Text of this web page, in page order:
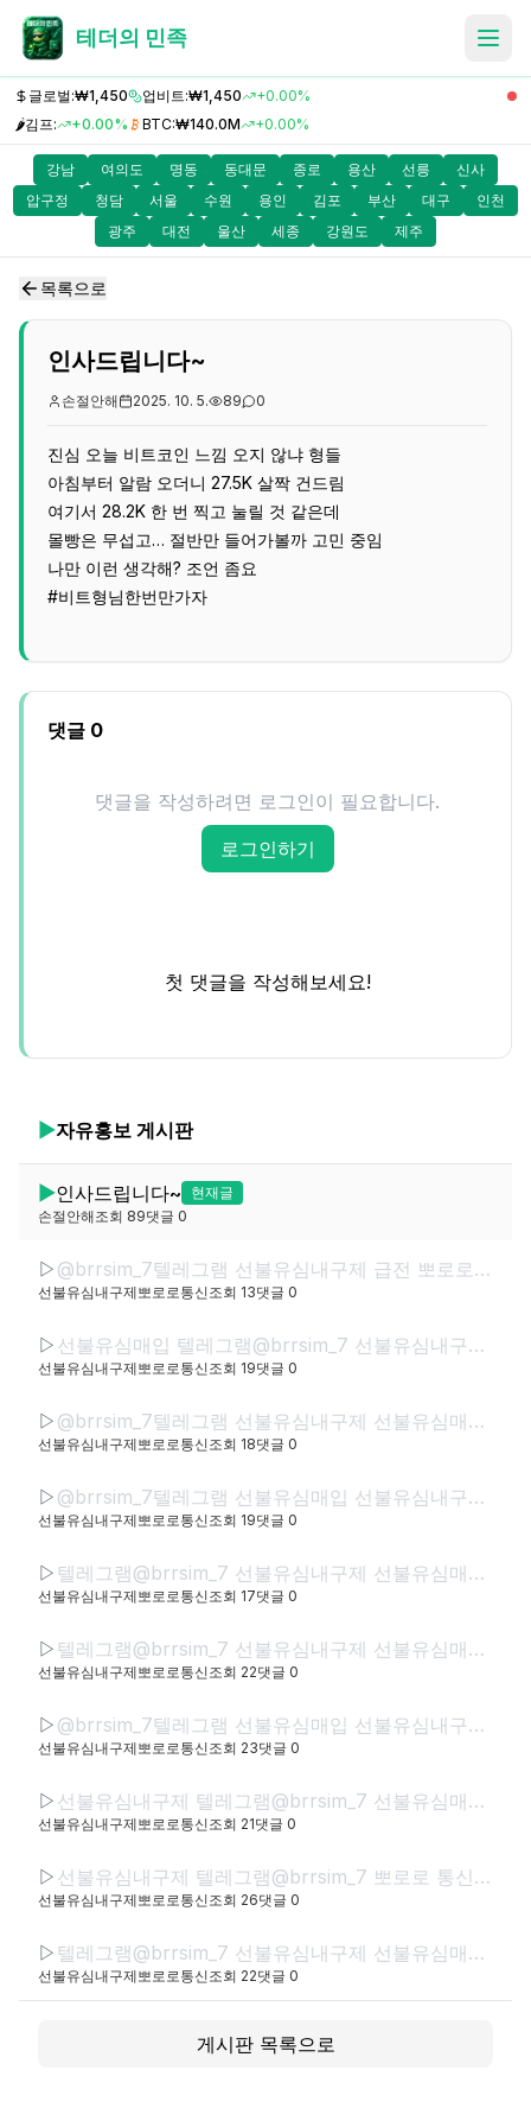
테더의 민족
글로벌:₩1,450 업비트:₩1,450
+0.00%
🌶️김프: +0.00% BTC:₩140.0M +0.00%
강남 여의도 명동 동대문 종로 용산 선릉
신사
압구정
청담 서울 수원 용인 김포 부산 대구
인천
광주
대전 울산 세종 강원도 제주
목록으로
인사드립니다~
손절안해 2025. 10. 5. 89 0
진심 오늘 비트코인 느낌 오지 않냐 형들
아침부터 알람 오더니 27.5K 살짝 건드림
여기서 28.2K 한 번 찍고 눌릴 것 같은데
몰빵은 무섭고… 절반만 들어가볼까 고민 중임
나만 이런 생각해? 조언 좀요
#비트형님한번만가자
댓글 0
댓글을 작성하려면 로그인이 필요합니다.
로그인하기
첫 댓글을 작성해보세요!
▶자유홍보 게시판
▶인사드립니다~
현재글
손절안해조회 89댓글 0
▷ @brrsim_7텔레그램 선불유심내구제 급전 뽀로로통신 선불유심매입 선불유심현금화하는업체 선불유심구매 간편무서류소액급전
선불유심내구제뽀로로통신조회 13댓글 0
▷ 선불유심매입 텔레그램@brrsim_7 선불유심내구제 뽀로로통신 바로소액내구제급전 선불유심구매 급전 선불유심매입 바로소액급전 무서류무방문급전
선불유심내구제뽀로로통신조회 19댓글 0
▷ @brrsim_7텔레그램 선불유심내구제 선불유심매입 선불폰내구제 뽀로로통신 급전 선불유심현금화하는업체 선불유심구매 무직신불자소액급전
선불유심내구제뽀로로통신조회 18댓글 0
▷ @brrsim_7텔레그램 선불유심매입 선불유심내구제 뽀로로통신 선불유심현금화하는업체 프리랜서소액급전 선불폰유심매입합니다 급전 선불유심구매 바로정산
선불유심내구제뽀로로통신조회 19댓글 0
▷ 텔레그램@brrsim_7 선불유심내구제 선불유심매입 뽀로로통신 급전 정부정책자금생활안정생계급전지원금 선불유심구매 연체자바로소액급전
선불유심내구제뽀로로통신조회 17댓글 0
▷ 텔레그램@brrsim_7 선불유심내구제 선불유심매입 뽀로로통신 직장인바로소액급전 선불유심구매 급전 연체자바로소액급전 근로복지공단긴급생계비
선불유심내구제뽀로로통신조회 22댓글 0
▷ @brrsim_7텔레그램 선불유심매입 선불유심내구제 뽀로로통신 선불유심현금화하는업체 프리랜서소액급전 선불폰유심매입합니다 급전 선불유심구매 바로정산
선불유심내구제뽀로로통신조회 23댓글 0
▷ 선불유심내구제 텔레그램@brrsim_7 선불유심매입 뽀로로통신 급전 모바일급전 저신용자비상금소액 유심칩매입문의 선불유심구매
선불유심내구제뽀로로통신조회 21댓글 0
▷ 선불유심내구제 텔레그램@brrsim_7 뽀로로 통신 선불유심매입 급전 신뢰와 정직으로 함께하는 금융 파트너,뽀로로 통신 정식등록된 선불유심내구제 선불유심구매 정식업체로서 고객 여
선불유심내구제뽀로로통신조회 26댓글 0
▷ 텔레그램@brrsim_7 선불유심내구제 선불유심매입 뽀로로통신 급전 정부정책자금생활안정생계급전지원금 선불유심구매 연체자바로소액급전
선불유심내구제뽀로로통신조회 22댓글 0
게시판 목록으로